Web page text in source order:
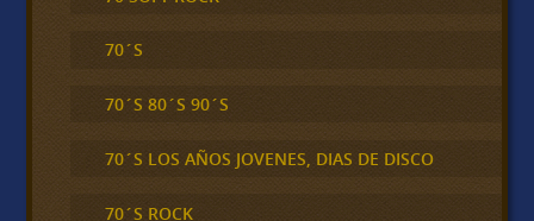
70´S
70´S 80´S 90´S
70´S LOS AÑOS JOVENES, DIAS DE DISCO
70´S ROCK